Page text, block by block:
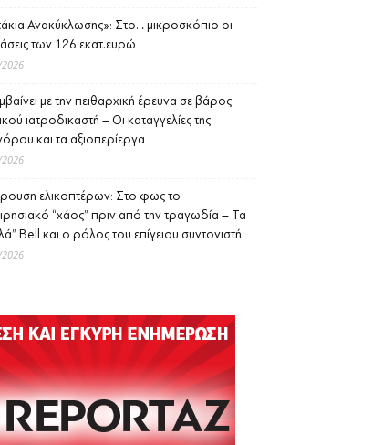
Ανακύκλωσης»: Στο… μικροσκόπιο οι
των 126 εκατ.ευρώ
με την πειθαρχική έρευνα σε βάρος
ιατροδικαστή – Οι καταγγελίες της
και τα αξιοπερίεργα
ελικοπτέρων: Στο φως το
“χάος” πριν από την τραγωδία – Τα
Bell και ο ρόλος του επίγειου συντονιστή